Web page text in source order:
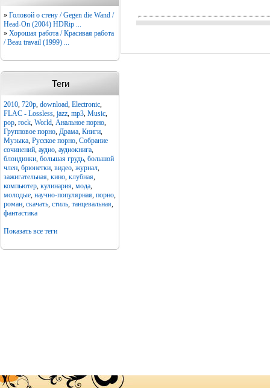
» Головой о стену / Gegen die Wand /
Head-On (2004) HDRip ...
» Хорошая работа / Красивая работа
/ Beau travail (1999) ...
Теги
2010, 720p, download, Electronic,
FLAC - Lossless, jazz, mp3, Music,
pop, rock, World, Анальное порно,
Групповое порно, Драма, Книги,
Музыка, Русское порно, Собрание
сочинений, аудио, аудиокнига,
блондинки, большая грудь, большой
член, брюнетки, видео, журнал,
зажигательная, кино, клубная,
компьютер, кулинария, мода,
молодые, научно-популярная, порно,
роман, скачать, стиль, танцевальная,
фантастика
Показать все теги